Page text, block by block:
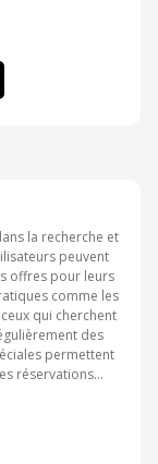
la recherche et
peuvent
offres pour leurs
comme les
qui cherchent
des
permettent
réservations
peuvent
rendant ainsi les
week-end en
Kayak est